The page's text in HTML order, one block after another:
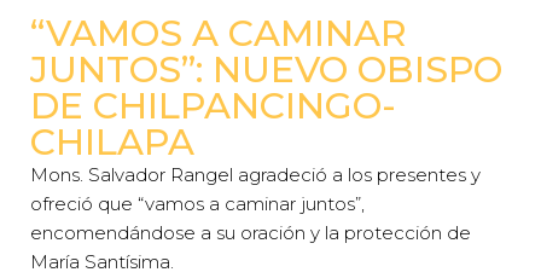
“VAMOS A CAMINAR
JUNTOS”: NUEVO OBISPO
DE CHILPANCINGO-
CHILAPA
Mons. Salvador Rangel agradeció a los presentes y
ofreció que “vamos a caminar juntos”,
encomendándose a su oración y la protección de
María Santísima.